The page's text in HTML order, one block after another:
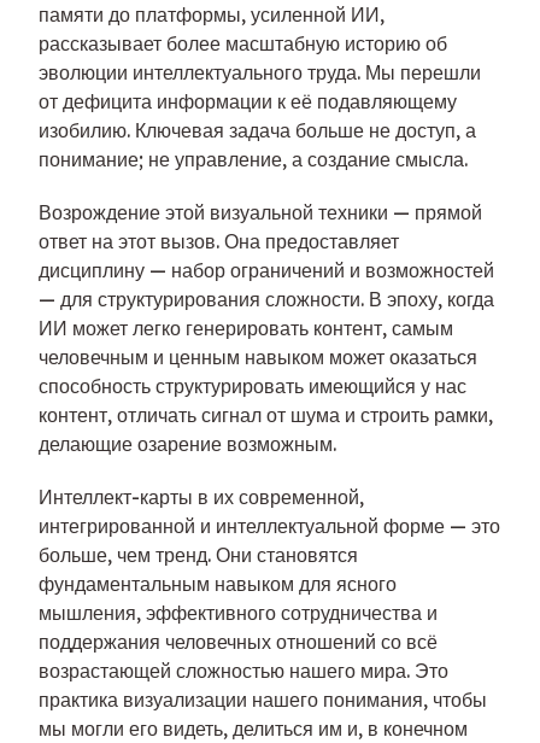
памяти до платформы, усиленной ИИ,
рассказывает более масштабную историю об
эволюции интеллектуального труда. Мы перешли
от дефицита информации к её подавляющему
изобилию. Ключевая задача больше не доступ, а
понимание; не управление, а создание смысла.
Возрождение этой визуальной техники — прямой
ответ на этот вызов. Она предоставляет
дисциплину — набор ограничений и возможностей
— для структурирования сложности. В эпоху, когда
ИИ может легко генерировать контент, самым
человечным и ценным навыком может оказаться
способность структурировать имеющийся у нас
контент, отличать сигнал от шума и строить рамки,
делающие озарение возможным.
Интеллект-карты в их современной,
интегрированной и интеллектуальной форме — это
больше, чем тренд. Они становятся
фундаментальным навыком для ясного
мышления, эффективного сотрудничества и
поддержания человечных отношений со всё
возрастающей сложностью нашего мира. Это
практика визуализации нашего понимания, чтобы
мы могли его видеть, делиться им и, в конечном